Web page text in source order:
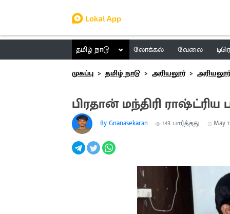
தமிழ் நாடு லோக்கல் வேலை
முகப்பு
தமிழ் நாடு அரியலூர் அரியலூர்
பிரதான் மந்திரி
By Gnanasekaran 143 பார்த்தது May